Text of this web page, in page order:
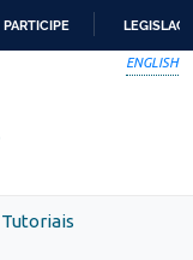
PARTICIPE
ENGLISH
Tutoriais